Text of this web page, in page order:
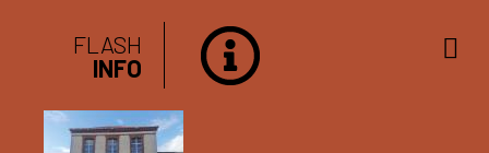
FLASH
INFO